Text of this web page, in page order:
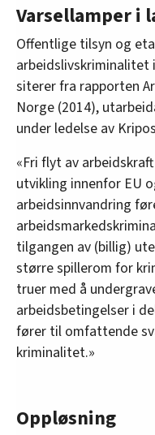
Varsellamper i
Offentlige tilsyn og
arbeidslivskriminalitet
siterer fra rapporten
Norge (2014),
under ledelse av
«Fri flyt av
utvikling innenfor EU
arbeidsinnvandring
tilgangen av (billig)
større spillerom for
truer med å
arbeidsbetingelser i
fører til omfattende
kriminalitet.»
Oppløsning